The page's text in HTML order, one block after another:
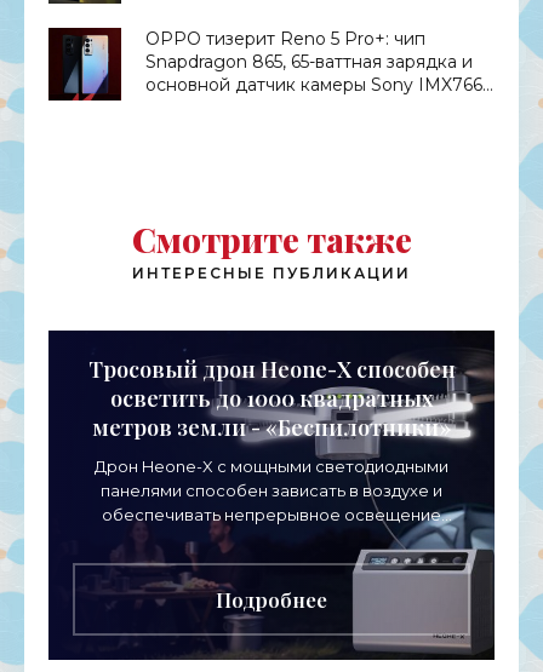
OPPO тизерит Reno 5 Pro+: чип
Snapdragon 865, 65-ваттная зарядка и
основной датчик камеры Sony IMX766
Смотрите также
ИНТЕРЕСНЫЕ ПУБЛИКАЦИИ
Тросовый дрон Heone-X способен
осветить до 1000 квадратных
метров земли - «Беспилотники»
Дрон Heone-X с мощными светодиодными
панелями способен зависать в воздухе и
обеспечивать непрерывное освещение
пространства на протяжении целых суток. В
отличие от стационарных источников
Подробнее